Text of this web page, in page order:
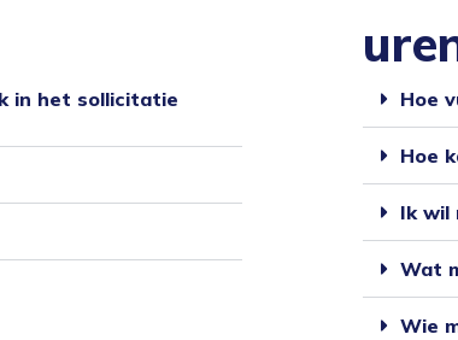
in het sollicitatie
Hoe
Hoe
Ik wil
Wat
Wie